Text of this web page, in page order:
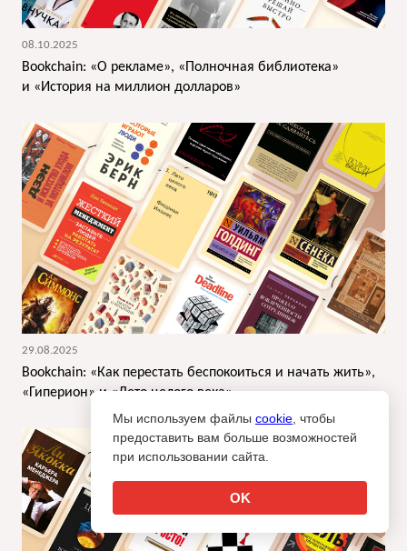
08.10.2025
Bookchain: «О рекламе», «Полночная библиотека»
и «История на миллион долларов»
29.08.2025
Bookchain: «Как перестать беспокоиться и начать жить»,
«Гиперион» и «Лето целого века»
Мы используем файлы cookie , чтобы
предоставить вам больше возможностей
при использовании сайта.
OK